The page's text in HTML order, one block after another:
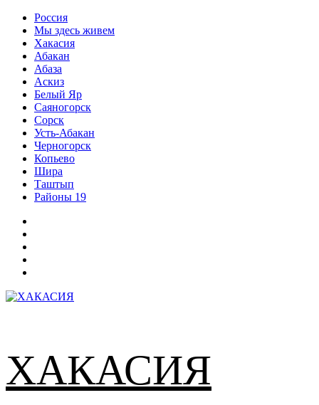
Перейти
содержимому
Россия
Мы здесь живем
Хакасия
Абакан
Абаза
Аскиз
Белый Яр
Саяногорск
Сорск
Усть-Абакан
Черногорск
Копьево
Шира
Таштып
Районы 19
ХАКАСИЯ